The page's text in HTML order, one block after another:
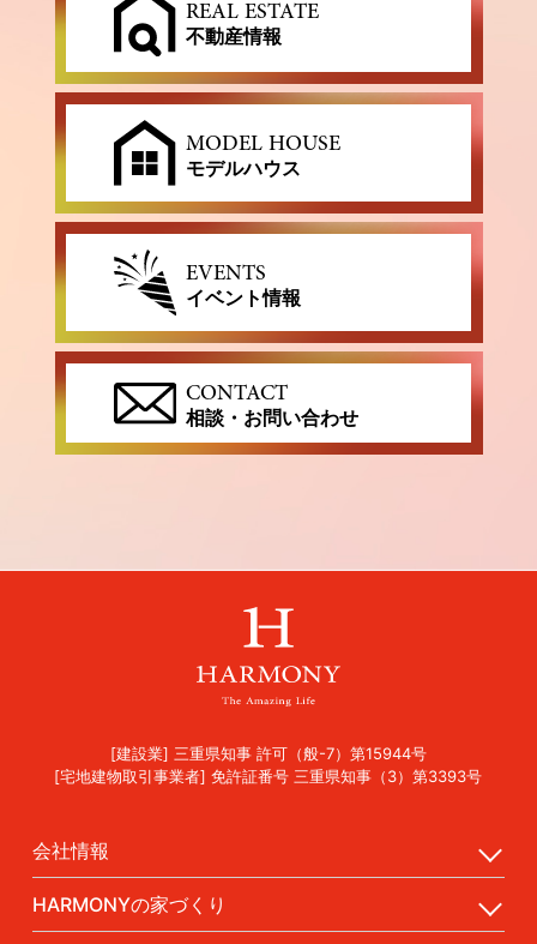
REAL ESTATE
不動産情報
MODEL HOUSE
モデルハウス
EVENTS
イベント情報
CONTACT
相談・お問い合わせ
[建設業] 三重県知事 許可（般-7）第15944号
[宅地建物取引事業者] 免許証番号 三重県知事（3）第3393号
会社情報
HARMONYの家づくり